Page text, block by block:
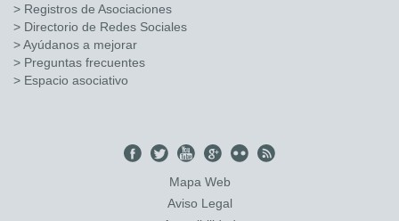
> Registros de Asociaciones
> Directorio de Redes Sociales
> Ayúdanos a mejorar
> Preguntas frecuentes
> Espacio asociativo
Mapa Web
Aviso Legal